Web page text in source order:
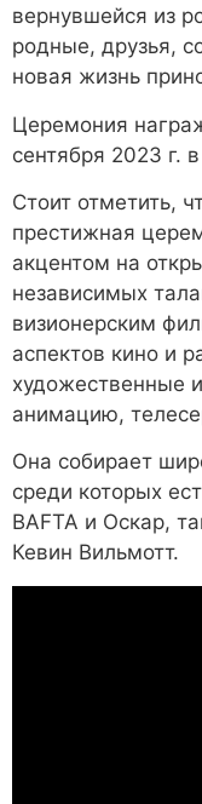
вернувшейся из
родные, друзья,
новая жизнь
Церемония
сентября 2023 г.
Стоит отметить,
престижная
акцентом на
независимых
визионерским
аспектов кино и
художественные
анимацию,
Она собирает
среди которых
BAFTA и Оскар,
Кевин Вильмотт.